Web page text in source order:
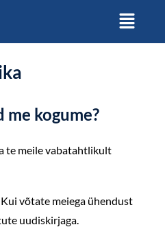
kogume?
te meile vabatahtlikult
Kui võtate meiega ühendust
uudiskirjaga.